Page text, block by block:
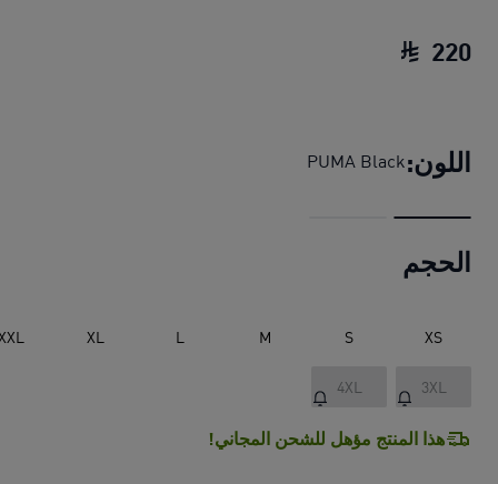
220
اللون:PUMA Black
الحجم
XS
S
M
L
XL
3XL
4XL
هذا المنتج مؤهل للشحن المجاني!